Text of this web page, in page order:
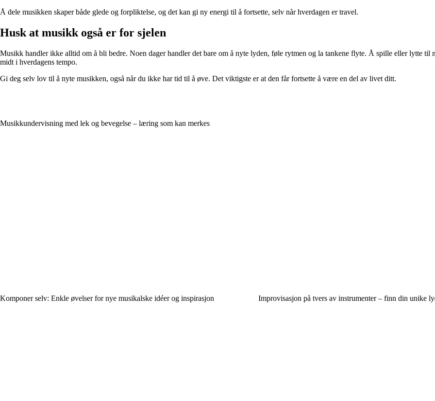
Å dele musikken skaper både glede og forpliktelse, og det kan gi ny energi til å fortsette, selv når hverdagen er travel.
Husk at musikk også er for sjelen
Musikk handler ikke alltid om å bli bedre. Noen dager handler det bare om å nyte lyden, føle rytmen og la tankene flyte. Å spille eller lytte til
midt i hverdagens tempo.
Gi deg selv lov til å nyte musikken, også når du ikke har tid til å øve. Det viktigste er at den får fortsette å være en del av livet ditt.
Musikkundervisning med lek og bevegelse – læring som kan merkes
Komponer selv: Enkle øvelser for nye musikalske idéer og inspirasjon Improvisasjon på tvers av instrumenter – finn din unike